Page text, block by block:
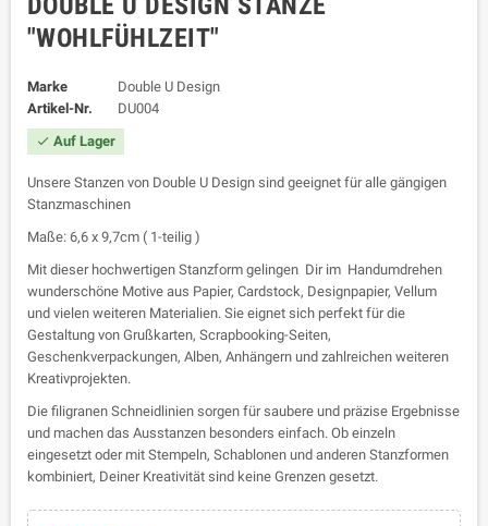
"WOHLFÜHLZEIT"
Marke
Double U Design
Artikel-Nr.
DU004
 Auf Lager
Unsere Stanzen von Double U Design sind geeignet für alle gängigen
Stanzmaschinen
Maße: 6,6 x 9,7cm ( 1-teilig )
Mit dieser hochwertigen Stanzform gelingen Dir im Handumdrehen
wunderschöne Motive aus Papier, Cardstock, Designpapier, Vellum
und vielen weiteren Materialien. Sie eignet sich perfekt für die
Gestaltung von Grußkarten, Scrapbooking-Seiten,
Geschenkverpackungen, Alben, Anhängern und zahlreichen weiteren
Kreativprojekten.
Die filigranen Schneidlinien sorgen für saubere und präzise Ergebnisse
und machen das Ausstanzen besonders einfach. Ob einzeln
eingesetzt oder mit Stempeln, Schablonen und anderen Stanzformen
kombiniert, Deiner Kreativität sind keine Grenzen gesetzt.